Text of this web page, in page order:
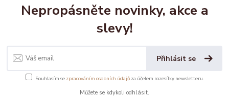
Nepropásněte novinky, akce a
slevy!
Přihlásit se
Souhlasím se zpracováním osobních údajůza účelem rozesílky newsletteru.
Můžete se kdykoli odhlásit.